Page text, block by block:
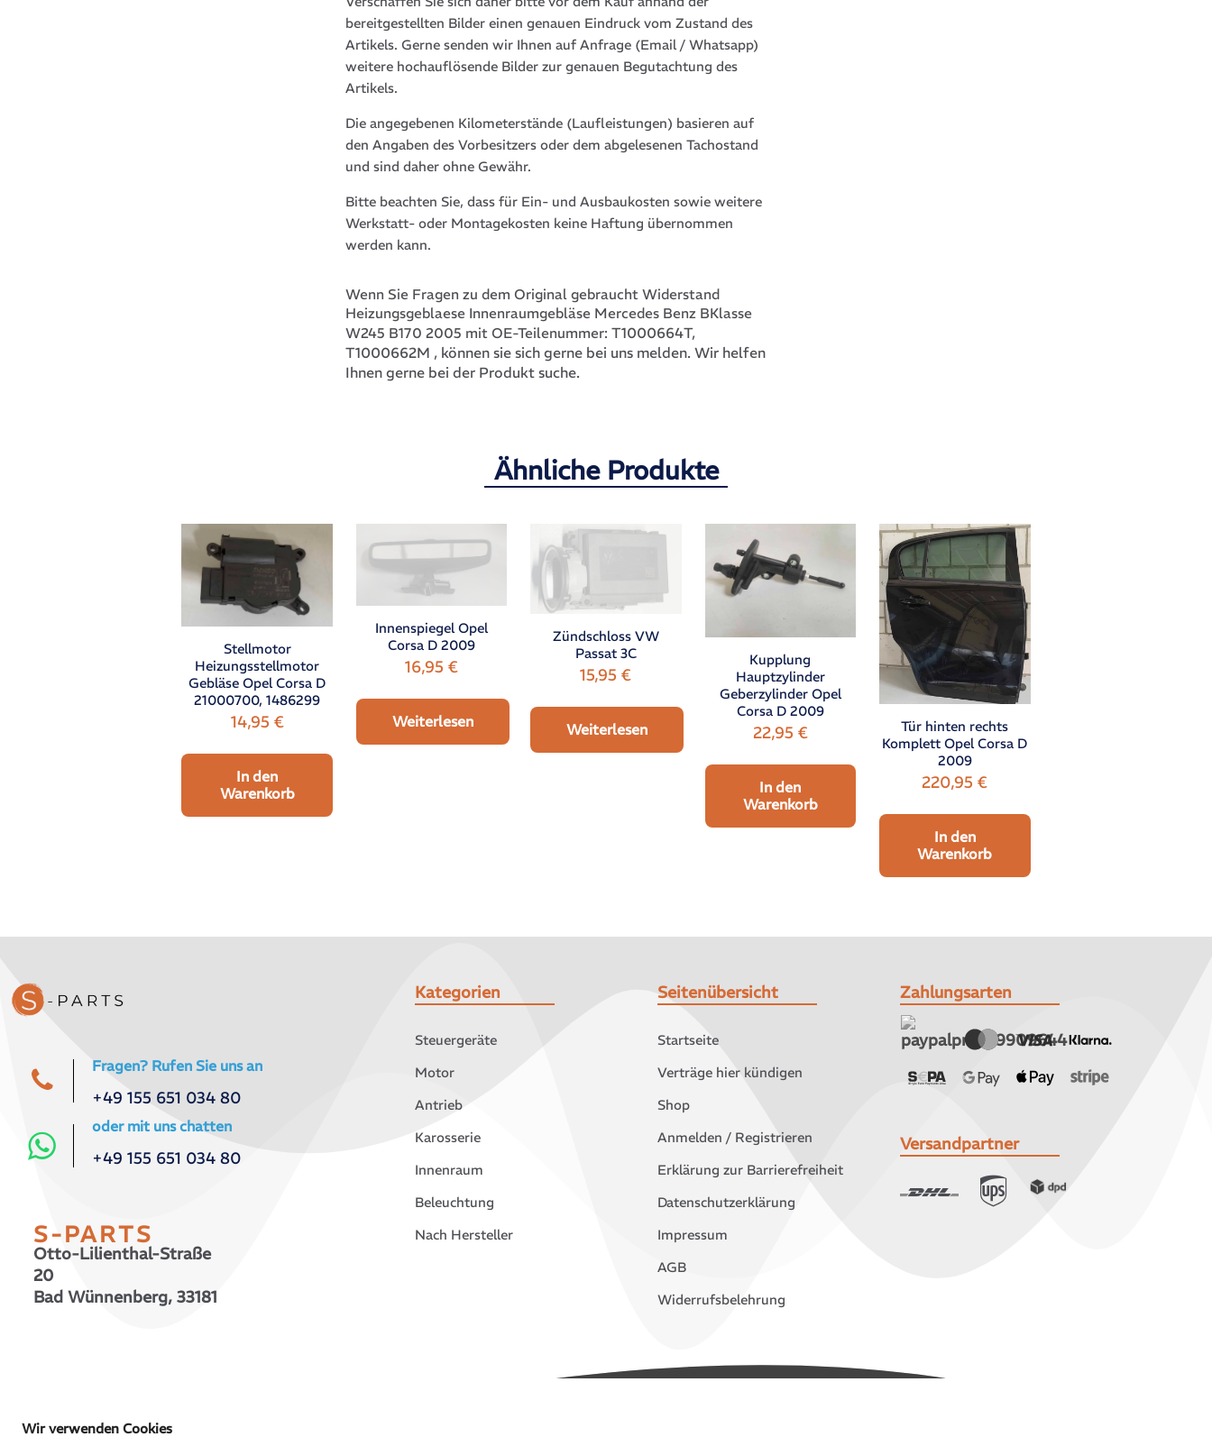
bereitgestellten Bilder einen genauen Eindruck vom Zustand des
Artikels. Gerne senden wir Ihnen auf Anfrage (Email / Whatsapp)
weitere hochauflösende Bilder zur genauen Begutachtung des
Artikels.
Die angegebenen Kilometerstände (Laufleistungen) basieren auf
den Angaben des Vorbesitzers oder dem abgelesenen Tachostand
und sind daher ohne Gewähr.
Bitte beachten Sie, dass für Ein- und Ausbaukosten sowie weitere
Werkstatt- oder Montagekosten keine Haftung übernommen
werden kann.
Wenn Sie Fragen zu dem Original gebraucht Widerstand
Heizungsgeblaese Innenraumgebläse Mercedes Benz BKlasse
W245 B170 2005 mit OE-Teilenummer:T1000664T,
T1000662M , können sie sich gerne bei uns melden. Wir helfen
Ihnen gerne bei der Produkt suche.
Ähnliche Produkte
Stellmotor
Heizungsstellmotor
Gebläse Opel Corsa D
21000700, 1486299
14,95 €
In den
Warenkorb
Innenspiegel Opel
Corsa D 2009
16,95 €
Weiterlesen
Zündschloss VW
Passat 3C
15,95€
Weiterlesen
Kupplung
Hauptzylinder
Geberzylinder Opel
Corsa D 2009
22,95 €
In den
Warenkorb
Tür hinten rechts
Komplett Opel Corsa D
2009
220,95€
In den
Warenkorb
Fragen? Rufen Sie uns an
+49 155 651 034 80
oder mit uns chatten
+49 155 651 034 80
S-PARTS
Otto-Lilienthal-Straße
20
Bad Wünnenberg, 33181
Kategorien
Steuergeräte
Motor
Antrieb
Karosserie
Innenraum
Beleuchtung
Nach Hersteller
Seitenübersicht
Startseite
Verträge hier kündigen
Shop
Anmelden / Registrieren
Erklärung zur Barrierefreiheit
Datenschutzerklärung
Impressum
AGB
Widerrufsbelehrung
Zahlungsarten
Versandpartner
Wir verwenden Cookies